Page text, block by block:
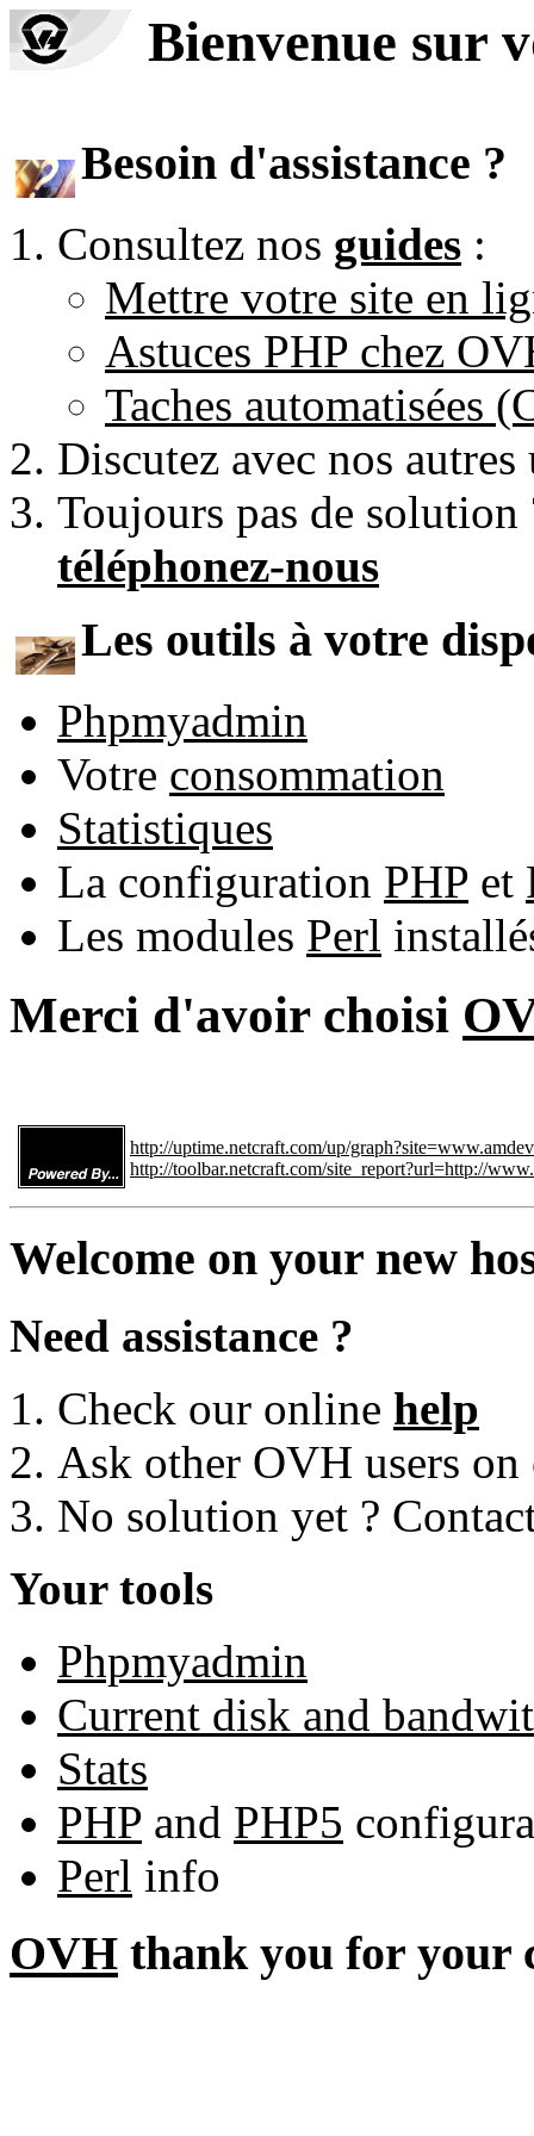
Bienvenue sur
Besoin d'assistance ?
Consultez nos guides :
Mettre votre site en
Astuces PHP chez
Taches automatisées
Discutez avec nos
Toujours pas de
téléphonez-nous
Les outils à votre
Phpmyadmin
Votre consommation
Statistiques
La configuration PHP et
Les modules Perl
Merci d'avoir choisi
http://uptime.netcraft.com/up/
http://toolbar.netcraft.com/site_report?url=http://
Welcome on your new
Need assistance ?
Check our online help
Ask other OVH users
No solution yet ?
Your tools
Phpmyadmin
Current disk and
Stats
PHP and PHP5
Perl info
OVH thank you for your